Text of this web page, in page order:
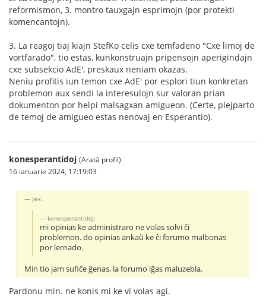
reformismon, 3. montro tauxgajn esprimojn (por protekti
komencantojn).
3. La reagoj tiaj kiajn StefKo celis cxe temfadeno "Cxe limoj de
vortfarado", tio estas, kunkonstruajn pripensojn aperigindajn
cxe subsekcio AdE', preskaux neniam okazas.
Neniu profitis iun temon cxe AdE' por esplori tiun konkretan
problemon aux sendi la interesulojn sur valoran prian
dokumenton por helpi malsagxan amigueon. (Certe, plejparto
de temoj de amigueo estas nenovaj en Esperantio).
konesperantidoj (Arată profil)
16 ianuarie 2024, 17:19:03
Jev:
konesperantidoj:
mi opinias ke administraro ne volas solvi ĉi
problemon. do opinias ankaŭ ke ĉi forumo malbonas
por lernado.
Min tio jam sufiĉe ĝenas, la forumo iĝas maluzebla.
Pardonu min. ne konis mi ke vi volas agi.